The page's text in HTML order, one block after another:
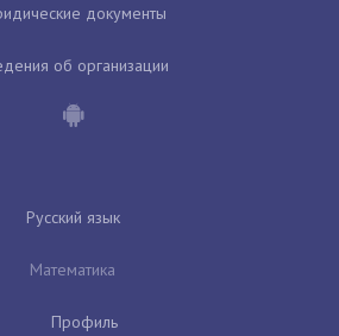
документы
об организации
Русский язык
Математика
Профиль